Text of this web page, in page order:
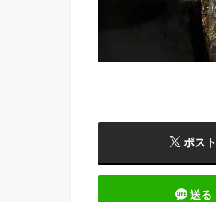
ポスト
送る